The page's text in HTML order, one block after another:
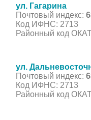
ул. Гагарина
Почтовый индекс:
Код ИФНС: 2713
Районный код
ул.
Почтовый индекс:
Код ИФНС: 2713
Районный код